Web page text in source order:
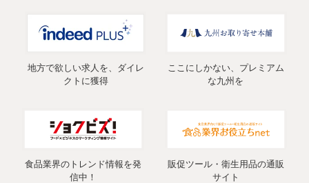
地方で欲しい求人を、ダイレ
クトに獲得
ここにしかない、プレミアム
な九州を
食品業界のトレンド情報を発
信中！
販促ツール・衛生用品の通販
サイト